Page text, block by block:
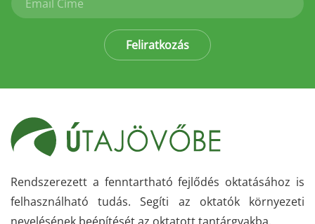
Feliratkozás
Rendszerezett a fenntartható fejlődés oktatásához is
felhasználható tudás. Segíti az oktatók környezeti